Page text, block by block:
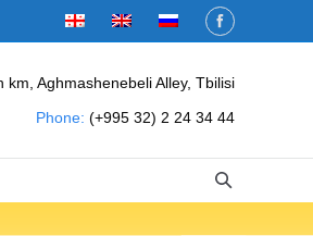
km, Aghmashenebeli Alley, Tbilisi
Phone: (+995 32) 2 24 34 44